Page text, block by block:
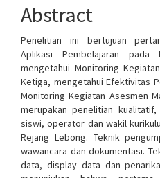
Abstract
Penelitian ini bertujuan
Aplikasi Pembelajaran pada
mengetahui Monitoring
Ketiga, mengetahui Efektivitas
Monitoring Kegiatan Asesmen
merupakan penelitian
siswi, operator dan wakil
Rejang Lebong. Teknik
wawancara dan dokumentasi.
data, display data dan